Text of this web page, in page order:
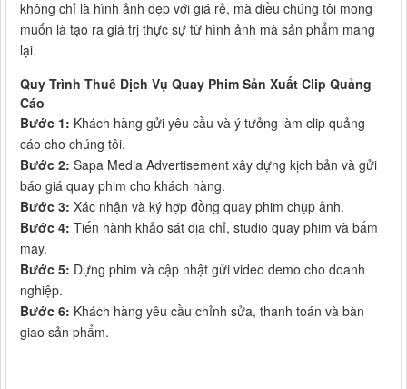
không chỉ là hình ảnh đẹp với giá rẻ, mà điều chúng tôi mong
muốn là tạo ra giá trị thực sự từ hình ảnh mà sản phẩm mang
lại.
Quy Trình Thuê Dịch Vụ Quay Phim Sản Xuất Clip Quảng
Cáo
Bước 1: Khách hàng gửi yêu cầu và ý tưởng làm clip quảng
cáo cho chúng tôi.
Bước 2: Sapa Media Advertisement xây dựng kịch bản và gửi
báo giá quay phim cho khách hàng.
Bước 3: Xác nhận và ký hợp đồng quay phim chụp ảnh.
Bước 4: Tiến hành khảo sát địa chỉ, studio quay phim và bấm
máy.
Bước 5: Dựng phim và cập nhật gửi video demo cho doanh
nghiệp.
Bước 6: Khách hàng yêu cầu chỉnh sửa, thanh toán và bàn
giao sản phẩm.